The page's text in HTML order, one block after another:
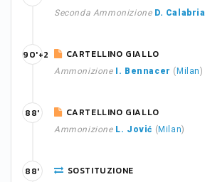
Seconda Ammonizione D. Calabria
CARTELLINO GIALLO
Ammonizione I. Bennacer ( Milan)
90'+2
CARTELLINO GIALLO
Ammonizione L. Jović ( Milan)
88'
SOSTITUZIONE
88'